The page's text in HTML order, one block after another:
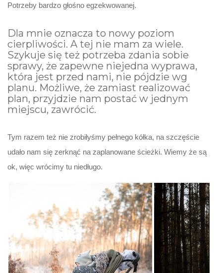
Potrzeby bardzo głośno egzekwowanej.
Dla mnie oznacza to nowy poziom
cierpliwości. A tej nie mam za wiele.
Szykuje się też potrzeba zdania sobie
sprawy, że zapewne niejedna wyprawa,
która jest przed nami, nie pójdzie wg
planu. Możliwe, że zamiast realizować
plan, przyjdzie nam postać w jednym
miejscu, zawrócić.
Tym razem też nie zrobiłyśmy pełnego kółka, na szczęście
udało nam się zerknąć na zaplanowane ścieżki. Wiemy że są
ok, więc wrócimy tu niedługo.